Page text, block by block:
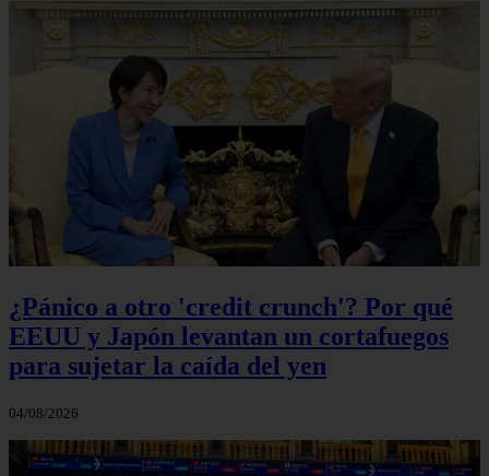
¿Pánico a otro 'credit crunch'? Por qué
EEUU y Japón levantan un cortafuegos
para sujetar la caída del yen
04/08/2026